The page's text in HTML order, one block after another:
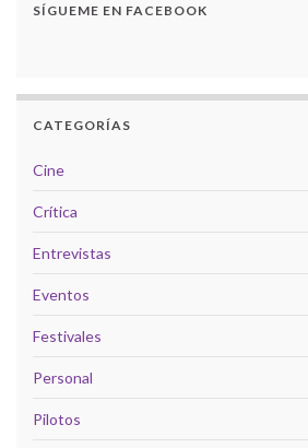
SÍGUEME EN FACEBOOK
CATEGORÍAS
Cine
Crítica
Entrevistas
Eventos
Festivales
Personal
Pilotos